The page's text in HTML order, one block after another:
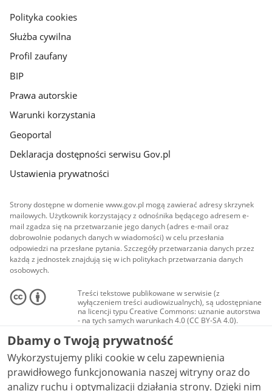
gov.pl
Polityka cookies
Służba cywilna
Profil zaufany
BIP
Prawa autorskie
Warunki korzystania
Geoportal
Deklaracja dostępności serwisu Gov.pl
Ustawienia prywatności
Strony dostępne w domenie www.gov.pl mogą zawierać adresy skrzynek
mailowych. Użytkownik korzystający z odnośnika będącego adresem e-
mail zgadza się na przetwarzanie jego danych (adres e-mail oraz
dobrowolnie podanych danych w wiadomości) w celu przesłania
odpowiedzi na przesłane pytania. Szczegóły przetwarzania danych przez
każdą z jednostek znajdują się w ich politykach przetwarzania danych
osobowych.
Treści tekstowe publikowane w serwisie (z
wyłączeniem treści audiowizualnych), są udostępniane
na licencji typu Creative Commons: uznanie autorstwa
- na tych samych warunkach 4.0 (CC BY-SA 4.0).
Materiały audiowizualne, w tym zdjęcia, materiały
audio i wideo, są udostępniane na licencji typu
Creative Commons: uznanie autorstwa użycie
niekomercyjne - bez utworów zależnych 4.0 (CC BY-
NC-ND 4.0), o ile nie jest to stwierdzone inaczej.
Dbamy o Twoją prywatność
Wykorzystujemy pliki cookie w celu zapewnienia
prawidłowego funkcjonowania naszej witryny oraz do
analizy ruchu i optymalizacji działania strony. Dzięki nim